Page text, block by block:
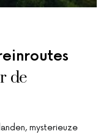
de
mysterieuze